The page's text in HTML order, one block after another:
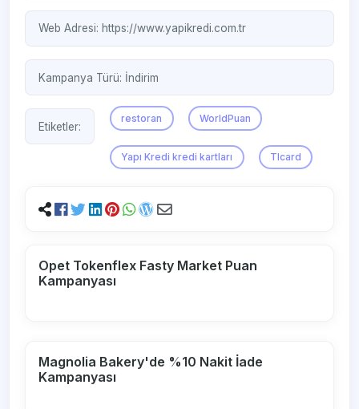
Web Adresi: https://www.yapikredi.com.tr
Kampanya Türü: İndirim
Etiketler:
restoran WorldPuan
Yapı Kredi kredi kartları Tlcard
Opet Tokenflex Fasty Market Puan
Kampanyası
Magnolia Bakery'de %10 Nakit İade
Kampanyası